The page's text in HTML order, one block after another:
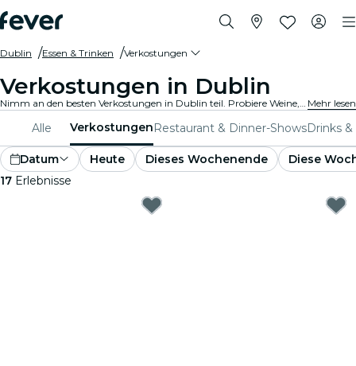
Dublin Essen & Trinken Verkostungen
Verkostungen in Dublin
Nimm an den besten Verkostungen in Dublin teil. Probiere Weine, handwerklich gebraute Biere und Gourmetgerichte und erfahre dabei wissenswerte Einzelheiten von Experten. Mehr lesen
Alle VerkostungenRestaurant & Dinner-ShowsDrinks
Datum Heute Dieses Wochenende
Diese
17 Erlebnisse